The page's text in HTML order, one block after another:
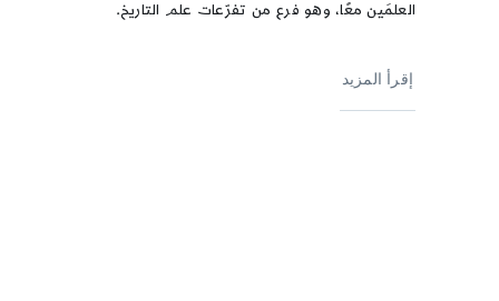
العلمَين معًا، وهو فرع من تفرّعات علم التاريخ.
إقرأ المزيد